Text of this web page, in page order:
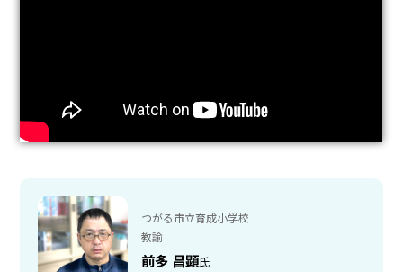
つがる市立育成小学校
教諭
前多 昌顕氏